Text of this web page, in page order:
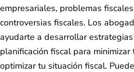
empresariales, problemas
controversias fiscales. Los
ayudarte a desarrollar
planificación fiscal para
optimizar tu situación fiscal.